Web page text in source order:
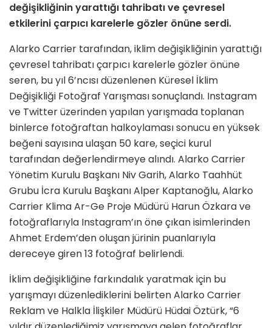
değişikliğinin yarattığı tahribatı ve çevresel
etkilerini çarpıcı karelerle gözler önüne serdi.
Alarko Carrier tarafından, iklim değişikliğinin yarattığı
çevresel tahribatı çarpıcı karelerle gözler önüne
seren, bu yıl 6’ncısı düzenlenen Küresel İklim
Değişikliği Fotoğraf Yarışması sonuçlandı. Instagram
ve Twitter üzerinden yapılan yarışmada toplanan
binlerce fotoğraftan halkoylaması sonucu en yüksek
beğeni sayısına ulaşan 50 kare, seçici kurul
tarafından değerlendirmeye alındı. Alarko Carrier
Yönetim Kurulu Başkanı Niv Garih, Alarko Taahhüt
Grubu İcra Kurulu Başkanı Alper Kaptanoğlu, Alarko
Carrier Klima Ar-Ge Proje Müdürü Harun Özkara ve
fotoğraflarıyla Instagram’ın öne çıkan isimlerinden
Ahmet Erdem’den oluşan jürinin puanlarıyla
dereceye giren 13 fotoğraf belirlendi.
İklim değişikliğine farkındalık yaratmak için bu
yarışmayı düzenlediklerini belirten Alarko Carrier
Reklam ve Halkla İlişkiler Müdürü Hüdai Öztürk, “6